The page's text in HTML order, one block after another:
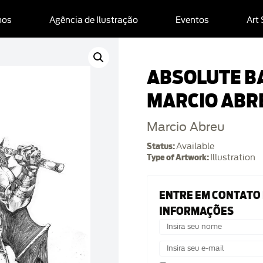
Agência de Ilustração Eventos Art
ABSOLUTE
MARCIO
Marcio Abreu
Status:Available
Type of Artwork: Illustration
ENTRE EM
INFORMAÇÕES